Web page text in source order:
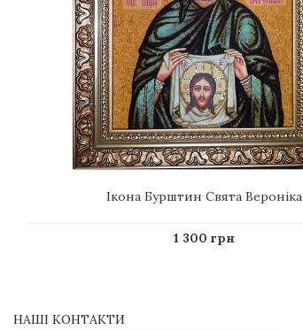
Ікона Бурштин Свята Вероніка
1 300 грн
НАШІ КОНТАКТИ